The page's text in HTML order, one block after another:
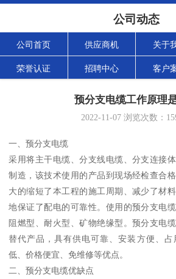
公司动态
公司首页 供应商机 关于
荣誉认证 招聘中心 客户
预分支电缆工作原理
2022-11-07 浏览次数：
一、预分支电缆
采用将主干电缆、分支线电缆、分支连接
制造，该技术使用的产品到现场经检查合
大的缩短了本工程的施工周期、减少了材
地保证了配电的可靠性。使用的预分支电
阻燃型、耐火型、矿物绝缘型。预分支电
替代产品，具有供电可靠、安装方便、
低、价格便宜、免维修等优点。
二、预分支电缆优缺点